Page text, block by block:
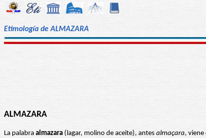
Etimología de ALMAZARA
ALMAZARA
La palabra almazara (lagar, molino de aceite), antes almaçara